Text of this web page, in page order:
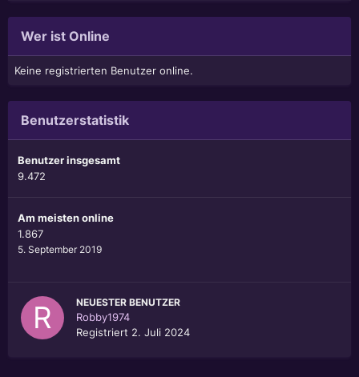
Wer ist Online
Keine registrierten Benutzer online.
Benutzerstatistik
Benutzer insgesamt
9.472
Am meisten online
1.867
5. September 2019
NEUESTER BENUTZER
Robby1974
Registriert 2. Juli 2024